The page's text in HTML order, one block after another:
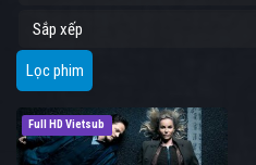
Lọc phim
Full HD Vietsub